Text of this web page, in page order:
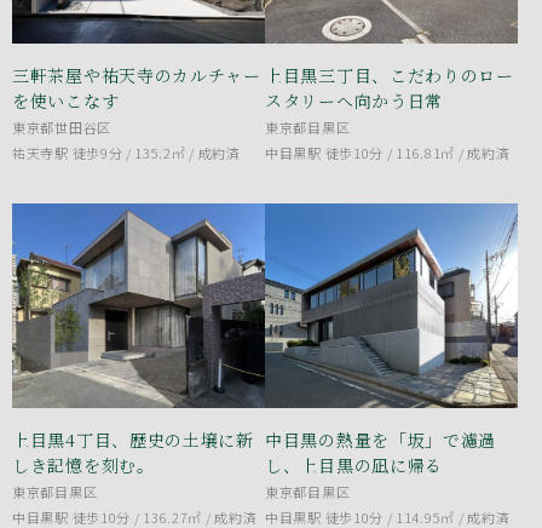
三軒茶屋や祐天寺のカルチャー
を使いこなす
東京都世田谷区
祐天寺駅 徒歩9分 / 135.2㎡ / 成約済
上目黒三丁目、こだわりのロー
スタリーへ向かう日常
東京都目黒区
中目黒駅 徒歩10分 / 116.81㎡ / 成約済
上目黒4丁目、歴史の土壌に新
しき記憶を刻む。
東京都目黒区
中目黒駅 徒歩10分 / 136.27㎡ / 成約済
中目黒の熱量を「坂」で濾過
し、上目黒の凪に帰る
東京都目黒区
中目黒駅 徒歩10分 / 114.95㎡ / 成約済